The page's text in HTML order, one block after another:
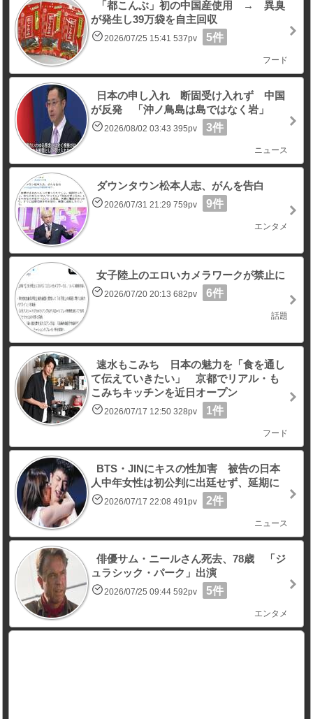
「都こんぶ」初の中国産使用 → 異臭
が発生し39万袋を自主回収
2026/07/25 15:41 537pv 5件
フード
日本の申し入れ 断固受け入れず 中国
が反発 「沖ノ鳥島は島ではなく岩」
2026/08/02 03:43 395pv 3件
ニュース
ダウンタウン松本人志、がんを告白
2026/07/31 21:29 759pv 9件
エンタメ
女子陸上のエロいカメラワークが禁止に
2026/07/20 20:13 682pv 6件
話題
速水もこみち 日本の魅力を「食を通し
て伝えていきたい」 京都でリアル・も
こみちキッチンを近日オープン
2026/07/17 12:50 328pv 1件
フード
BTS・JINにキスの性加害 被告の日本
人中年女性は初公判に出廷せず、延期に
2026/07/17 22:08 491pv 2件
ニュース
俳優サム・ニールさん死去、78歳 「ジ
ュラシック・パーク」出演
2026/07/25 09:44 592pv 5件
エンタメ